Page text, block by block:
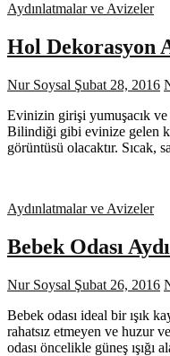
Aydınlatmalar ve Avizeler
Hol Dekorasyon
Nur Soysal Şubat 28, 2016
Evinizin girişi yumuşacık
Bilindiği gibi evinize gelen
görüntüsü olacaktır.
Aydınlatmalar ve Avizeler
Bebek Odası
Nur Soysal Şubat 26, 2016
Bebek odası ideal bir ışık
rahatsız etmeyen ve huzur
odası öncelikle güneş ışığı